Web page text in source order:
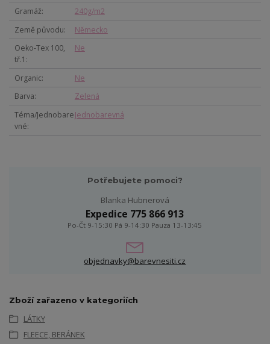
Gramáž
240g/m2
Země původu
Německo
Oeko-Tex 100,
tř.1
Ne
Organic
Ne
Barva
Zelená
Téma/Jednobare
vné
Jednobarevná
Potřebujete pomoci?
Blanka Hubnerová
Expedice 775 866 913
Po-Čt 9-15:30 Pá 9-14:30 Pauza 13-13:45
objednavky@barevnesiti.cz
Zboží zařazeno v kategoriích
LÁTKY
FLEECE, BERÁNEK